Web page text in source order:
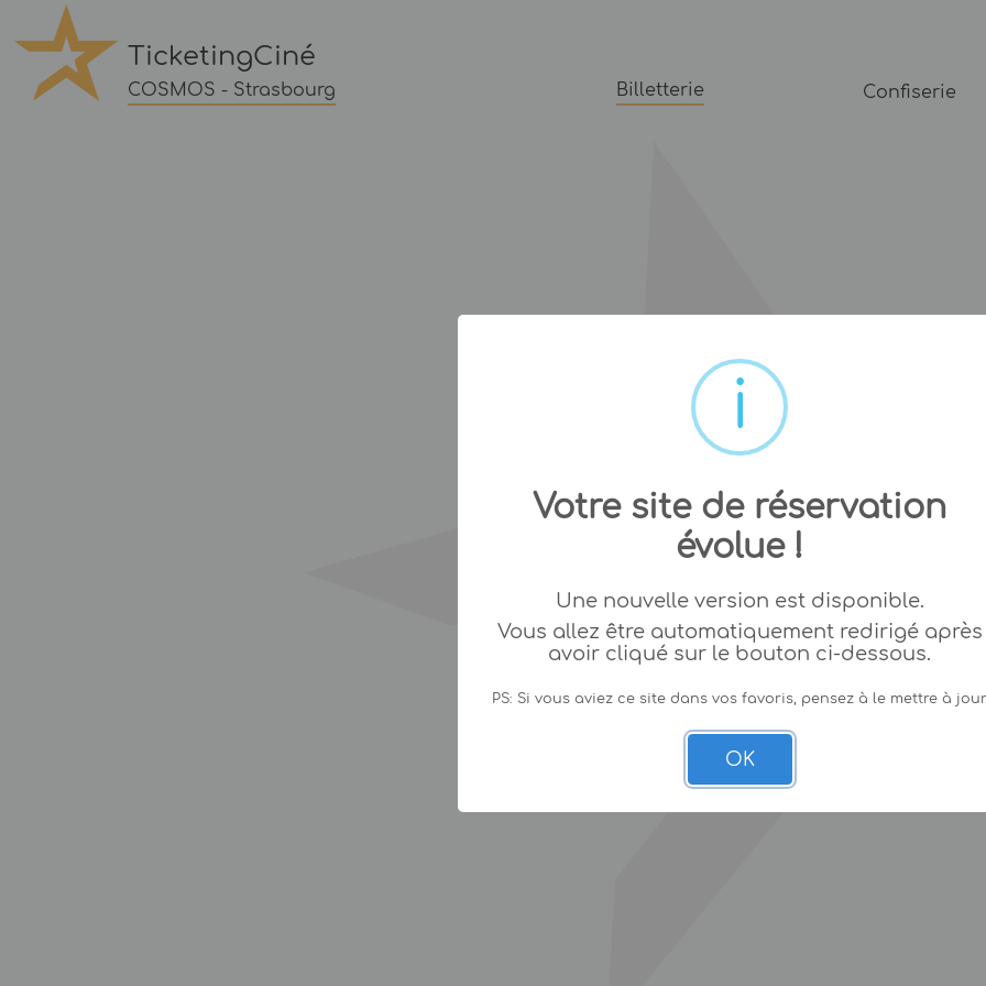
TicketingCiné
COSMOS - Strasbourg Billetterie Confiserie
Votre site de réservation
évolue !
Une nouvelle version est disponible.
Vous allez être automatiquement redirigé après
avoir cliqué sur le bouton ci-dessous.
PS: Si vous aviez ce site dans vos favoris, pensez à le mettre à
OK